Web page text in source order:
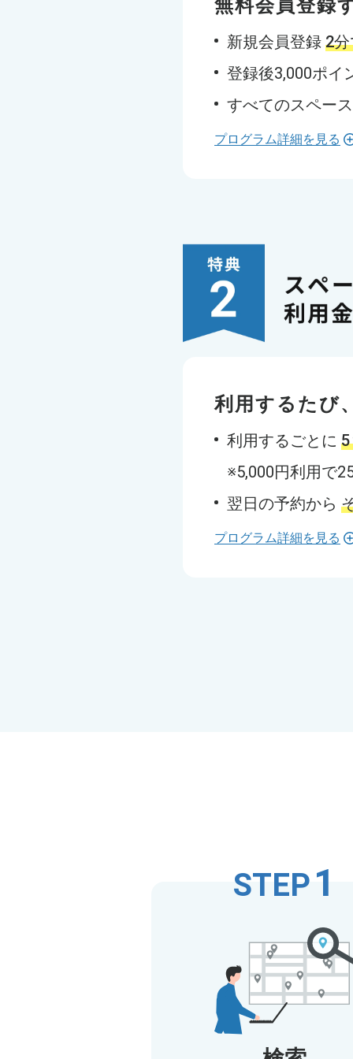
無料会員登録
新規会員登録 2
登録後3,000ポイ
すべてのスペー
プログラム詳細を見る
利用するたび
利用するごとに
※5,000円利用で
翌日の予約から
プログラム詳細を見る
STEP1